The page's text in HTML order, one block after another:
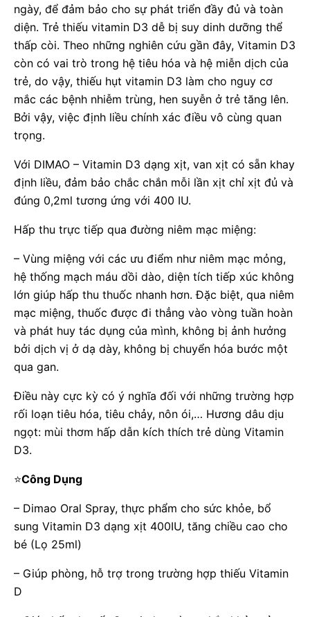
ngày, để đảm bảo cho sự phát triển đầy đủ và toàn
diện. Trẻ thiếu vitamin D3 dễ bị suy dinh dưỡng thể
thấp còi. Theo những nghiên cứu gần đây, Vitamin D3
còn có vai trò trong hệ tiêu hóa và hệ miễn dịch của
trẻ, do vậy, thiếu hụt vitamin D3 làm cho nguy cơ
mắc các bệnh nhiễm trùng, hen suyễn ở trẻ tăng lên.
Bởi vậy, việc định liều chính xác điều vô cùng quan
trọng.
Với DIMAO – Vitamin D3 dạng xịt, van xịt có sẵn khay
định liều, đảm bảo chắc chắn mỗi lần xịt chỉ xịt đủ và
đúng 0,2ml tương ứng với 400 IU.
Hấp thu trực tiếp qua đường niêm mạc miệng:
– Vùng miệng với các ưu điểm như niêm mạc mỏng,
hệ thống mạch máu dồi dào, diện tích tiếp xúc không
lớn giúp hấp thu thuốc nhanh hơn. Đặc biệt, qua niêm
mạc miệng, thuốc được đi thẳng vào vòng tuần hoàn
và phát huy tác dụng của mình, không bị ảnh hưởng
bởi dịch vị ở dạ dày, không bị chuyển hóa bước một
qua gan.
Điều này cực kỳ có ý nghĩa đối với những trường hợp
rối loạn tiêu hóa, tiêu chảy, nôn ói,… Hương dâu dịu
ngọt: mùi thơm hấp dẫn kích thích trẻ dùng Vitamin
D3.
⭐Công Dụng
– Dimao Oral Spray, thực phẩm cho sức khỏe, bổ
sung Vitamin D3 dạng xịt 400IU, tăng chiều cao cho
bé (Lọ 25ml)
– Giúp phòng, hỗ trợ trong trường hợp thiếu Vitamin
D